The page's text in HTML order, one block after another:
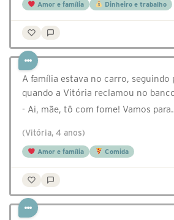
Amor e família Dinheiro e trabalho
A família estava no carro, seguindo
quando a Vitória reclamou no
- Ai, mãe, tô com fome! Vamos
(Vitória, 4 anos)
Amor e família Comida